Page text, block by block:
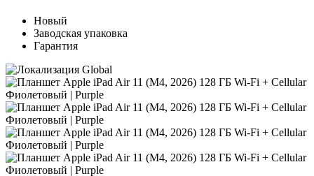
Новый
Заводская упаковка
Гарантия